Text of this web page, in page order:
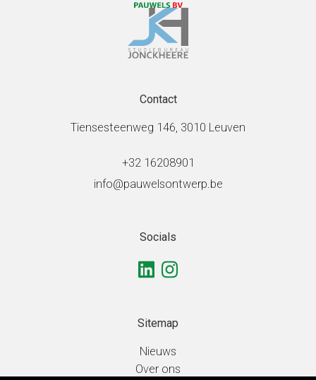
Contact
Tiensesteenweg 146, 3010 Leuven
+32 16208901
info@pauwelsontwerp.be
Socials
Sitemap
Nieuws
Over ons